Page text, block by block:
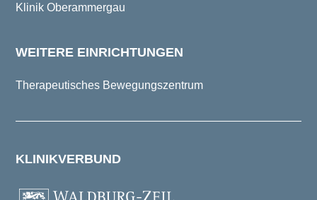
Klinik Oberammergau
WEITERE EINRICHTUNGEN
Therapeutisches Bewegungszentrum
KLINIKVERBUND